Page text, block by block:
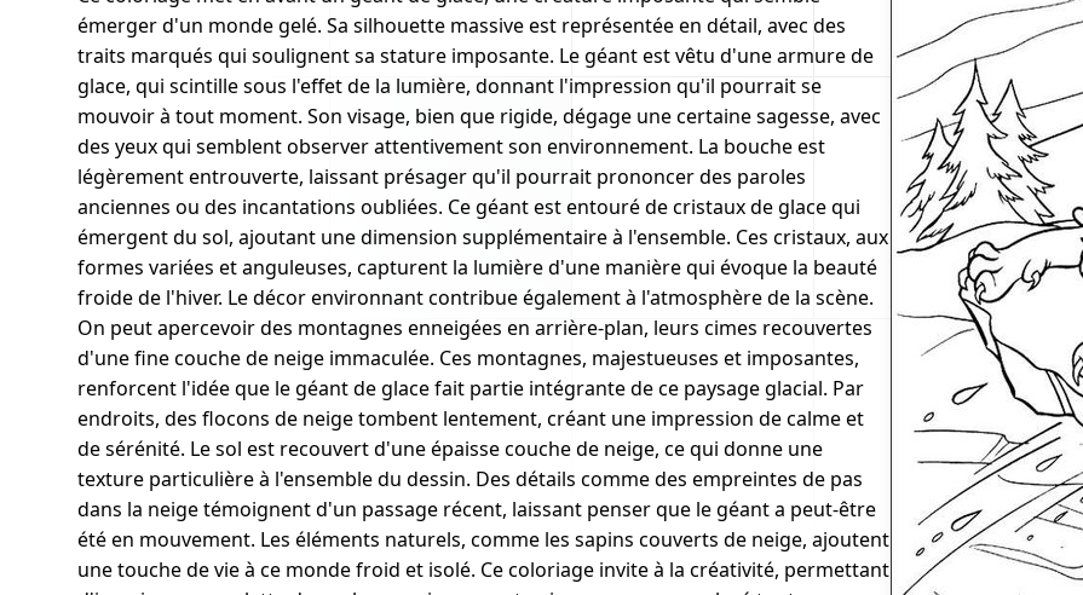
émerger d'un monde gelé. Sa silhouette massive est représentée en détail, avec des
traits marqués qui soulignent sa stature imposante. Le géant est vêtu d'une armure de
glace, qui scintille sous l'effet de la lumière, donnant l'impression qu'il pourrait se
mouvoir à tout moment. Son visage, bien que rigide, dégage une certaine sagesse, avec
des yeux qui semblent observer attentivement son environnement. La bouche est
légèrement entrouverte, laissant présager qu'il pourrait prononcer des paroles
anciennes ou des incantations oubliées. Ce géant est entouré de cristaux de glace qui
émergent du sol, ajoutant une dimension supplémentaire à l'ensemble. Ces cristaux, aux
formes variées et anguleuses, capturent la lumière d'une manière qui évoque la beauté
froide de l'hiver. Le décor environnant contribue également à l'atmosphère de la scène.
On peut apercevoir des montagnes enneigées en arrière-plan, leurs cimes recouvertes
d'une fine couche de neige immaculée. Ces montagnes, majestueuses et imposantes,
renforcent l'idée que le géant de glace fait partie intégrante de ce paysage glacial. Par
endroits, des flocons de neige tombent lentement, créant une impression de calme et
de sérénité. Le sol est recouvert d'une épaisse couche de neige, ce qui donne une
texture particulière à l'ensemble du dessin. Des détails comme des empreintes de pas
dans la neige témoignent d'un passage récent, laissant penser que le géant a peut-être
été en mouvement. Les éléments naturels, comme les sapins couverts de neige, ajoutent
une touche de vie à ce monde froid et isolé. Ce coloriage invite à la créativité, permettant